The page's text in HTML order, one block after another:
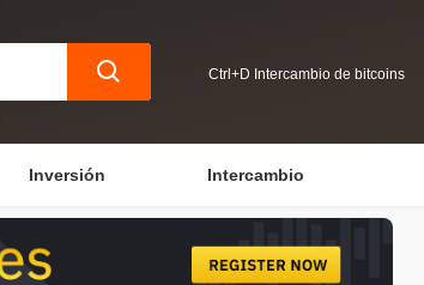
Ctrl+D Intercambio de bitcoins
Inversión Intercambio